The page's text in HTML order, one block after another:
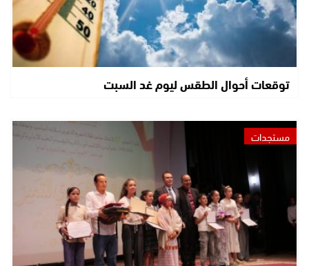
توقعات أحوال الطقس ليوم غد السبت
مستجدات